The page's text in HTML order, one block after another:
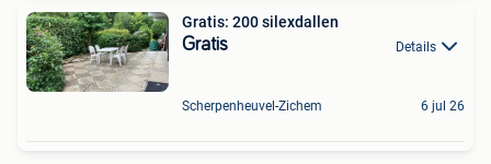
Gratis: 200 silexdallen
Gratis Details
Scherpenheuvel-Zichem 6 jul 26